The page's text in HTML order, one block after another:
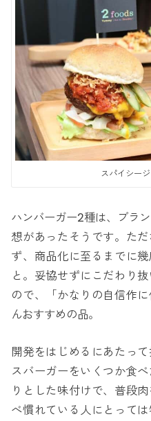
スパイシー
ハンバーガー2種は、ブラ
想があったそうです。た
ず、商品化に至るまでに
と。妥協せずにこだわり
ので、「かなりの自信作
んおすすめの品。
開発をはじめるにあたっ
スバーガーをいくつか食
りとした味付けで、普段
べ慣れている人にとって